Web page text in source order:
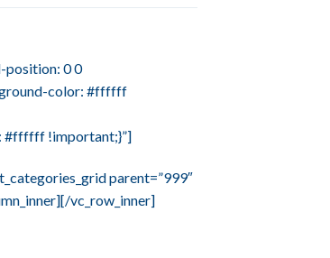
0 0
color: #ffffff
#ffffff !important;}”]
parent=”999″
vc_row_inner]